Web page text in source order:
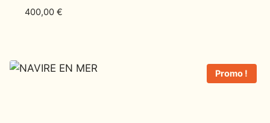
400,00 €
Promo !